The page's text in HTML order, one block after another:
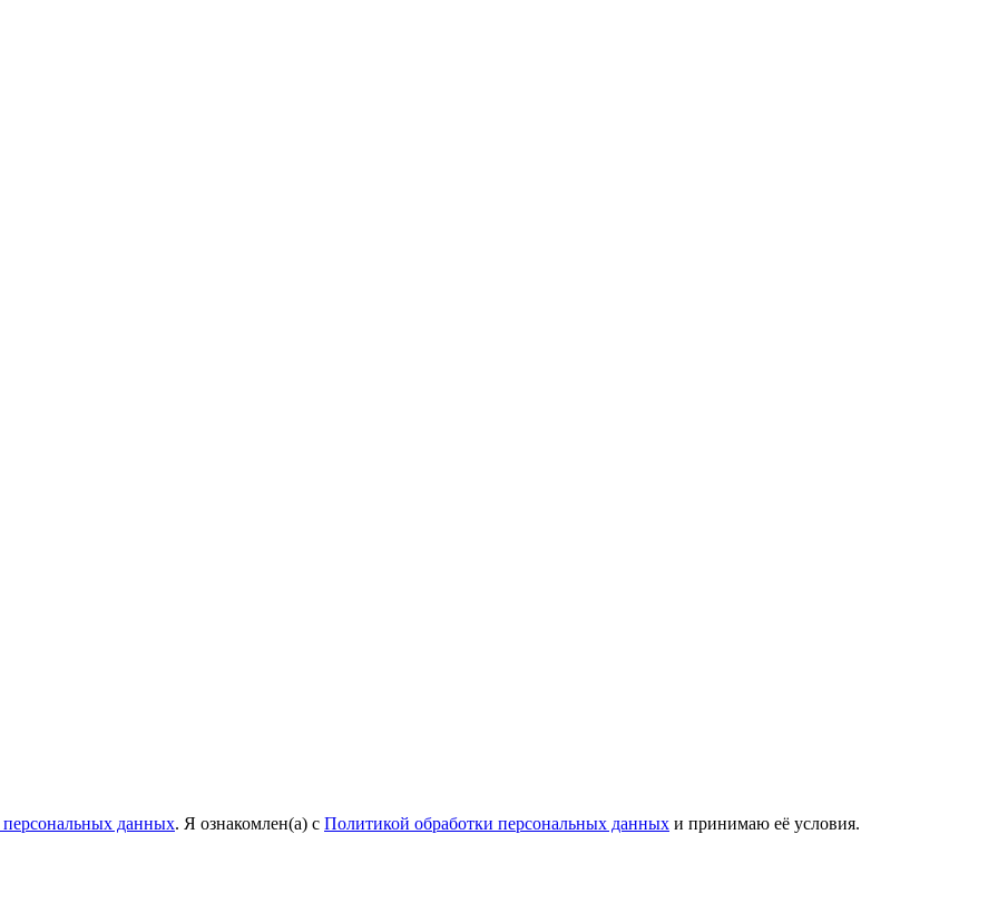
персональных данных. Я ознакомлен(а) с Политикой обработки персональных данных и принимаю её условия.